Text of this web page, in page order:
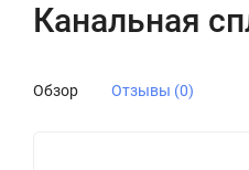
Канальная
Обзор Отзывы (0)